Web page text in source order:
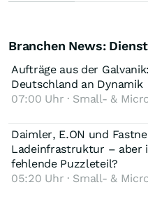
Branchen News:
Aufträge aus der
Deutschland an Dynamik
07:00 Uhr · Small- &
Daimler, E.ON und
Ladeinfrastruktur – aber
fehlende Puzzleteil?
05:20 Uhr · Small- &